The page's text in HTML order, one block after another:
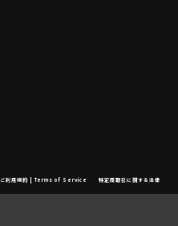
ご利用規約 | Terms of Service 特定商取引に関する法律